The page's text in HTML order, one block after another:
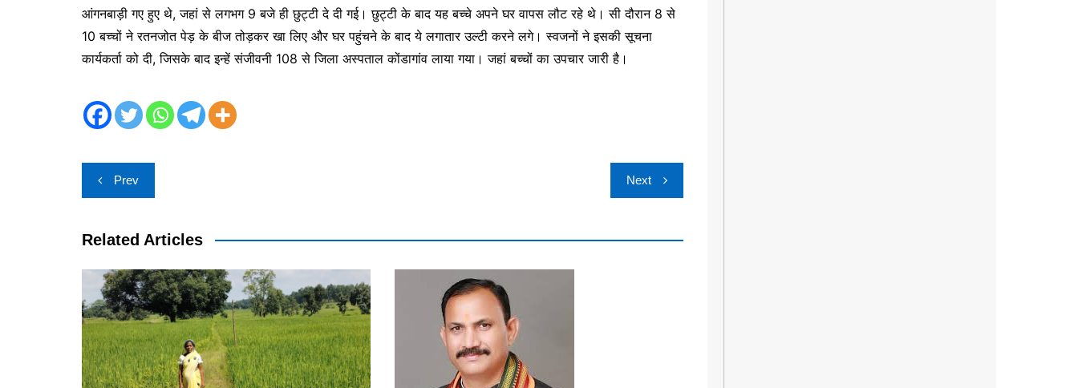
आंगनबाड़ी गए हुए थे, जहां से लगभग 9 बजे ही छुट्टी दे दी गई। छुट्टी के बाद यह बच्चे अपने घर वापस लौट रहे थे। सी दौरान 8 से
10 बच्चों ने रतनजोत पेड़ के बीज तोड़कर खा लिए और घर पहुंचने के बाद ये लगातार उल्टी करने लगे। स्‍वजनों ने इसकी सूचना
कार्यकर्ता को दी, जिसके बाद इन्हें संजीवनी 108 से जिला अस्पताल कोंडागांव लाया गया। जहां बच्चों का उपचार जारी है।
Post
navigation
Prev Next
Related Articles